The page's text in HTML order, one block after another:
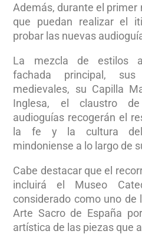
Además, durante el primer
que puedan realizar el
probar las nuevas
La mezcla de estilos
fachada principal, sus
medievales, su Capilla
Inglesa, el claustro
audioguías recogerán el
la fe y la cultura del
mindoniense a lo largo de
Cabe destacar que el
incluirá el Museo
considerado como uno de
Arte Sacro de España
artística de las piezas que